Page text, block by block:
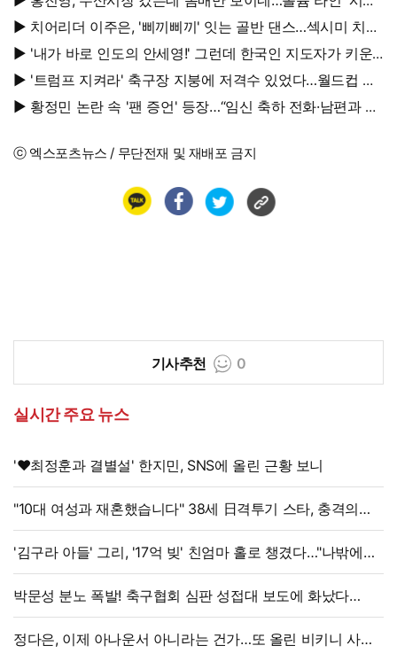
강탈'
▶ 치어리더 이주은, '삐끼삐끼' 잇는 골반 댄스…섹시미 치사
량
▶ '내가 바로 인도의 안세영!' 그런데 한국인 지도자가 키운
다
▶ '트럼프 지켜라' 축구장 지붕에 저격수 있었다…월드컵 결
승전 비화
▶ 황정민 논란 속 '팬 증언' 등장…“임신 축하 전화·남편과 식
ⓒ 엑스포츠뉴스 / 무단전재 및 재배포 금지
기사추천 0
실시간 주요 뉴스
'♥최정훈과 결별설' 한지민, SNS에 올린 근황 보니
"10대 여성과 재혼했습니다" 38세 日격투기 스타, 충격의
재혼 발표
'김구라 아들' 그리, '17억 빚' 친엄마 홀로 챙겼다…"나밖에
없어, 연락 꾸준히 하는 중"
박문성 분노 폭발! 축구협회 심판 성접대 보도에 화났다
"국제 문제로 비화될 수 있어"
정다은, 이제 아나운서 아니라는 건가…또 올린 비키니 사진,